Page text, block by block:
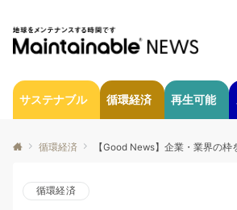
サステナブル 循環経済 再生可能
循環経済 【Good News】企業・業界の枠を超えた、4社連携
循環経済